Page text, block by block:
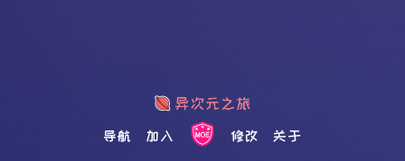
导航 加入 修改 关于